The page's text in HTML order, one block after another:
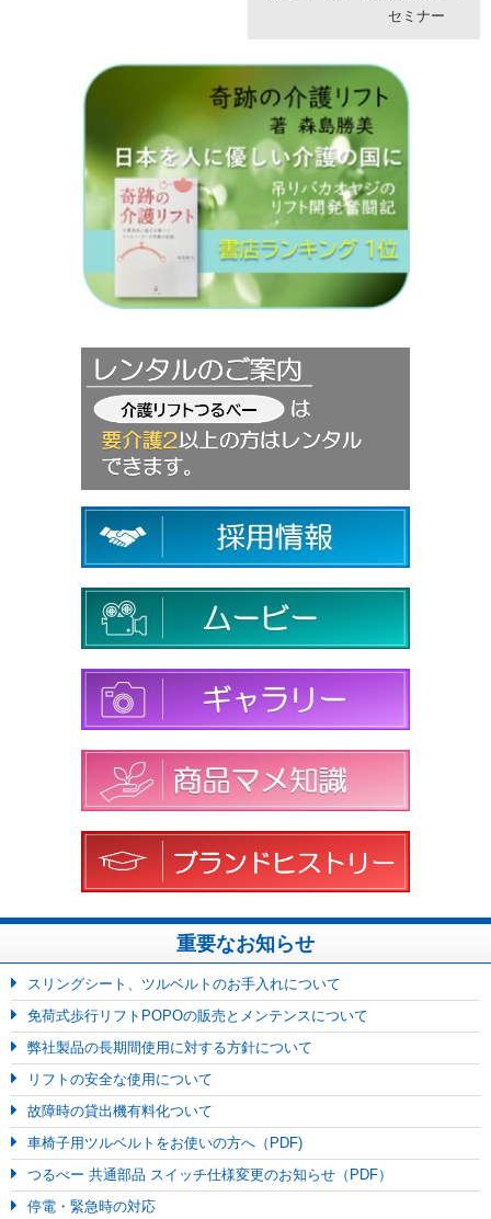
セミナー
重要なお知らせ
スリングシート、ツルベルトのお手入れについて
免荷式歩行リフトPOPOの販売とメンテンスについて
弊社製品の長期間使用に対する方針について
リフトの安全な使用について
故障時の貸出機有料化ついて
車椅子用ツルベルトをお使いの方へ（PDF)
つるべー 共通部品 スイッチ仕様変更のお知らせ（PDF）
停電・緊急時の対応